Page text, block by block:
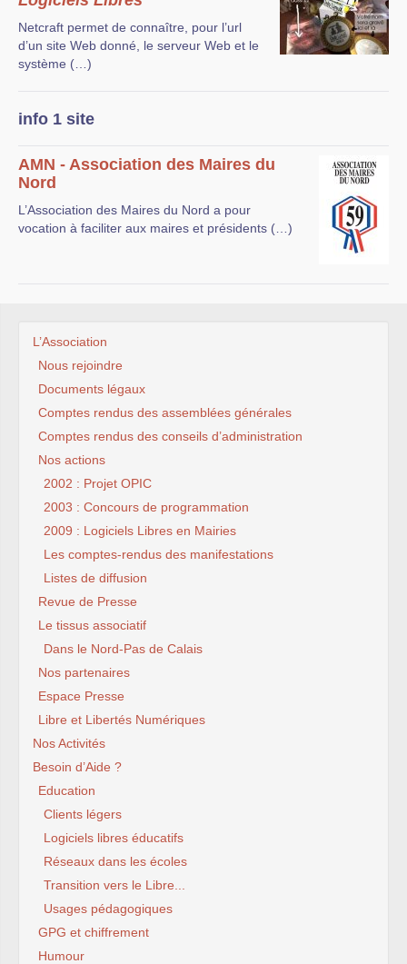
Netcraft permet de connaître, pour l’url
d’un site Web donné, le serveur Web et le
système (…)
info 1 site
AMN - Association des Maires du
Nord
L’Association des Maires du Nord a pour
vocation à faciliter aux maires et présidents (…)
L’Association
Nous rejoindre
Documents légaux
Comptes rendus des assemblées générales
Comptes rendus des conseils d’administration
Nos actions
2002 : Projet OPIC
2003 : Concours de programmation
2009 : Logiciels Libres en Mairies
Les comptes-rendus des manifestations
Listes de diffusion
Revue de Presse
Le tissus associatif
Dans le Nord-Pas de Calais
Nos partenaires
Espace Presse
Libre et Libertés Numériques
Nos Activités
Besoin d’Aide ?
Education
Clients légers
Logiciels libres éducatifs
Réseaux dans les écoles
Transition vers le Libre...
Usages pédagogiques
GPG et chiffrement
Humour